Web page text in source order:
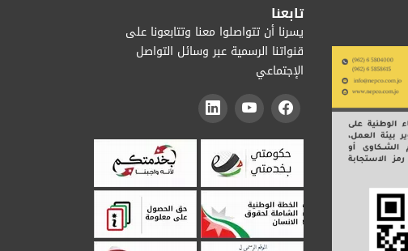
تابعنا
يسرنا أن تتواصلوا معنا وتتابعونا على
قنواتنا الرسمية عبر وسائل التواصل
الإجتماعي